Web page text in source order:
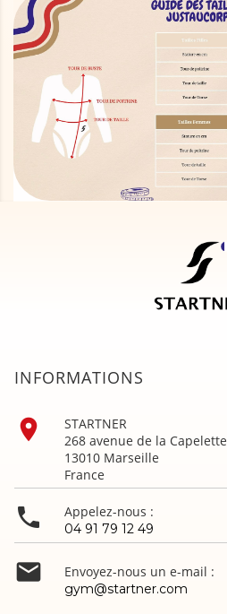
INFORMATIONS

STARTNER
268 avenue de la Capelette
13010 Marseille
France
 Appelez-nous :
04 91 79 12 49
 Envoyez-nous un e-mail :
gym@startner.com